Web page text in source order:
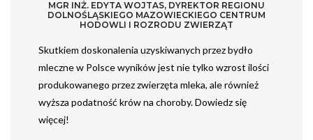
MGR INŻ. EDYTA WOJTAS, DYREKTOR REGIONU
DOLNOŚLĄSKIEGO MAZOWIECKIEGO CENTRUM
HODOWLI I ROZRODU ZWIERZĄT
Skutkiem doskonalenia uzyskiwanych przez bydło
mleczne w Polsce wyników jest nie tylko wzrost ilości
produkowanego przez zwierzęta mleka, ale również
wyższa podatność krów na choroby. Dowiedz się
więcej!